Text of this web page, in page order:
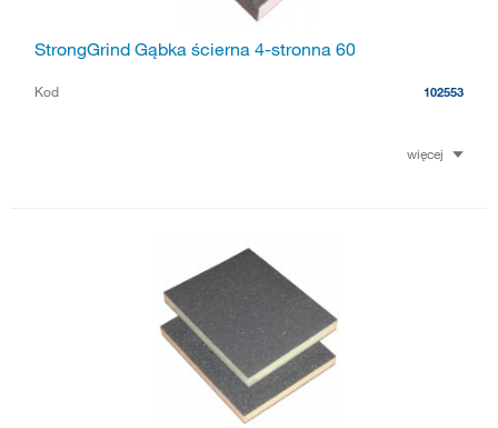
StrongGrind Gąbka ścierna 4-stronna 60
Kod 102553
więcej